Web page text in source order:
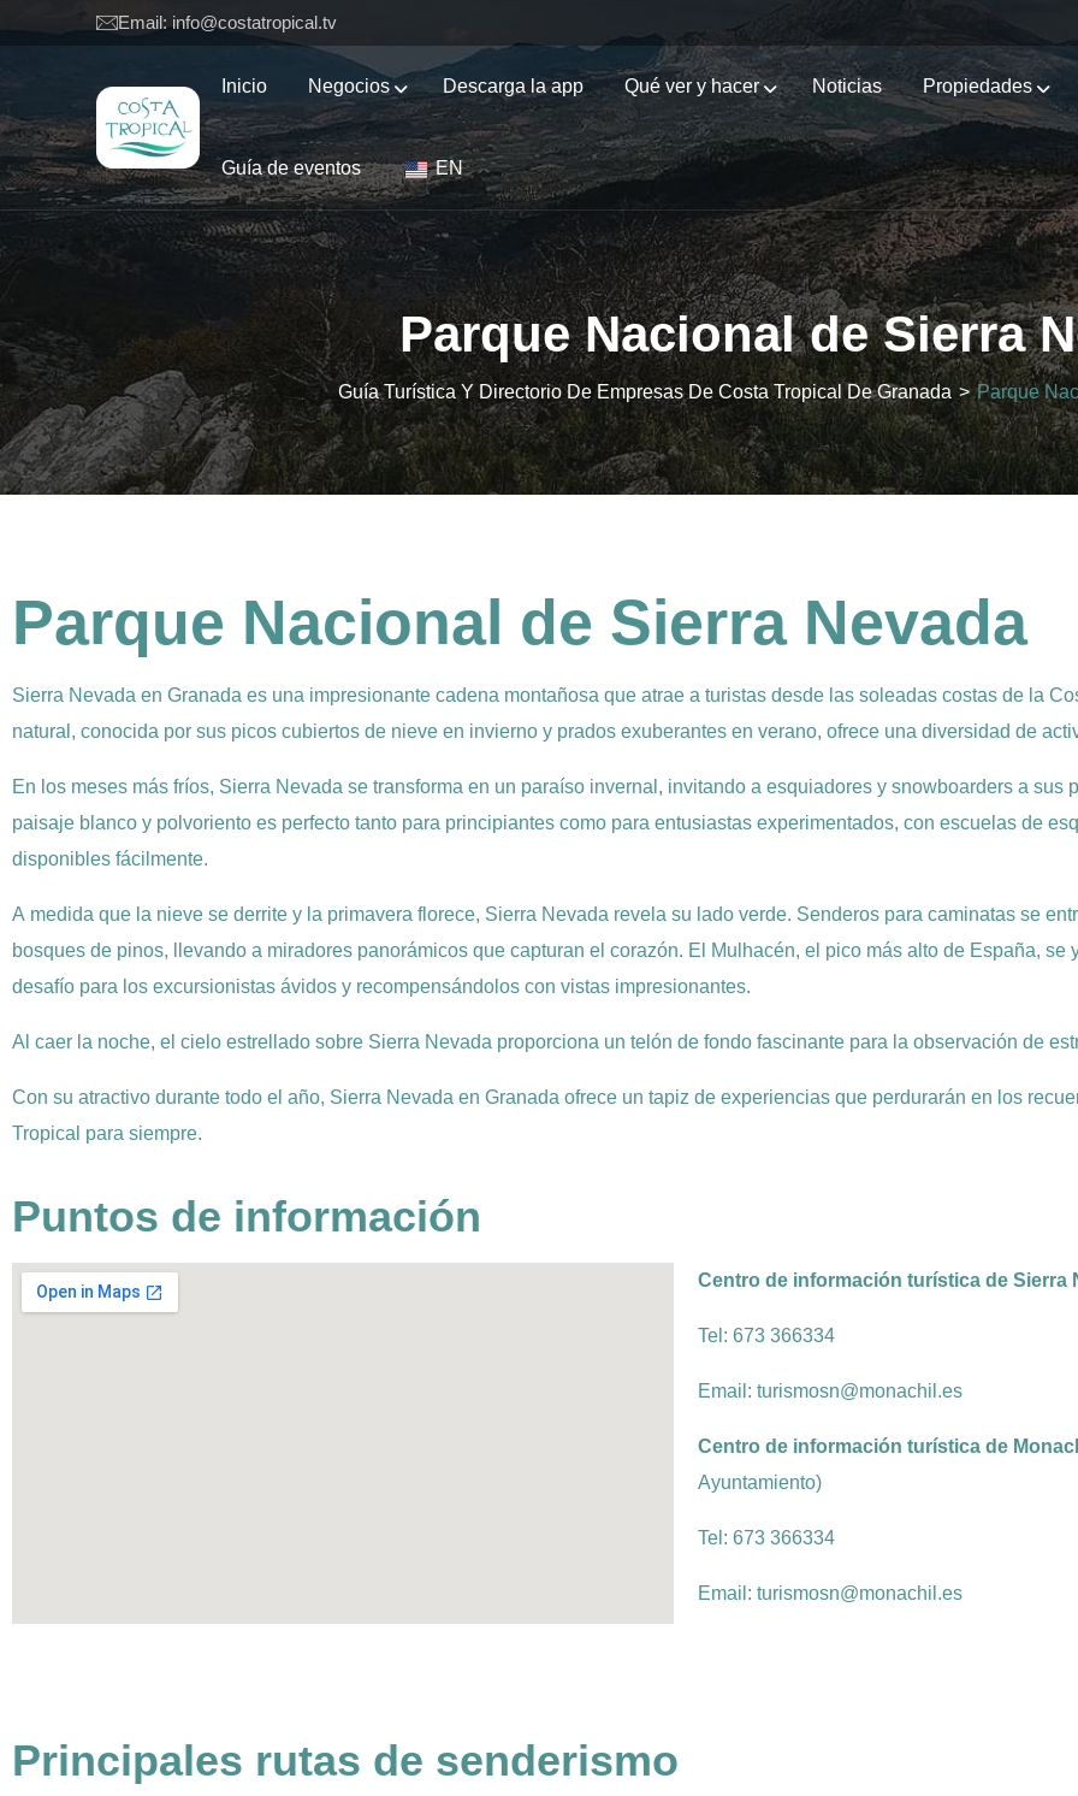
Email: info@costatropical.tv
Inicio Negocios Descarga la app Qué ver y hacer Noticias Propiedades
Guía de eventos EN
Parque Nacional de Sierra
Guía Turística Y Directorio De Empresas De Costa Tropical De Granada >Parque
Parque Nacional de Sierra Nevada
Sierra Nevada en Granada es una impresionante cadena montañosa que atrae a turistas desde las soleadas costas de la
natural, conocida por sus picos cubiertos de nieve en invierno y prados exuberantes en verano, ofrece una diversidad de
En los meses más fríos, Sierra Nevada se transforma en un paraíso invernal, invitando a esquiadores y snowboarders a sus
paisaje blanco y polvoriento es perfecto tanto para principiantes como para entusiastas experimentados, con escuelas de
disponibles fácilmente.
A medida que la nieve se derrite y la primavera florece, Sierra Nevada revela su lado verde. Senderos para caminatas se
bosques de pinos, llevando a miradores panorámicos que capturan el corazón. El Mulhacén, el pico más alto de España, se
desafío para los excursionistas ávidos y recompensándolos con vistas impresionantes.
Al caer la noche, el cielo estrellado sobre Sierra Nevada proporciona un telón de fondo fascinante para la observación de
Con su atractivo durante todo el año, Sierra Nevada en Granada ofrece un tapiz de experiencias que perdurarán en los
Tropical para siempre.
Puntos de información
Centro de información turística de Sierra
Tel: 673 366334
Email: turismosn@monachil.es
Centro de información turística de
Ayuntamiento)
Tel: 673 366334
Email: turismosn@monachil.es
Principales rutas de senderismo